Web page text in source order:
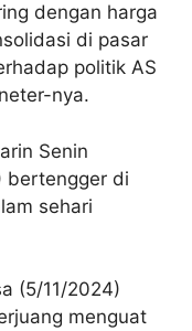
dengan harga
di pasar
politik AS
nya.
Senin
bertengger di
sehari
(5/11/2024)
menguat